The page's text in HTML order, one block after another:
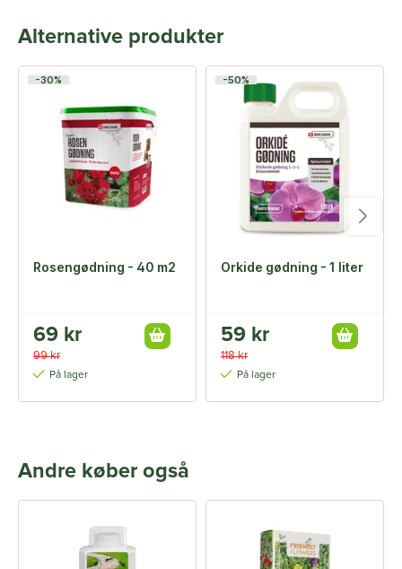
Alternative produkter
-30%
Rosengødning - 40 m2
69 kr
99 kr
På lager
-50%
Orkide gødning - 1 liter
59 kr
118 kr
På lager
Andre køber også